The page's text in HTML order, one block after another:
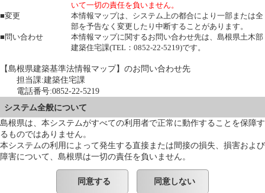
いて一切の責任を負いません。
■変更
本情報マップは、システム上の都合により一部または全
部を予告なく変更したり中断することがあります。
■問い合わせ
本情報マップに関するお問い合わせ先は、島根県土木部
建築住宅課(TEL：0852-22-5219)です。
【島根県建築基準法情報マップ】のお問い合わせ先
担当課:建築住宅課
電話番号:0852-22-5219
システム全般について
島根県は、本システムがすべての利用者で正常に動作することを保障す
るものではありません。
本システムの利用によって発生する直接または間接の損失、損害および
障害について、島根県は一切の責任を負いません。
同意する 同意しない